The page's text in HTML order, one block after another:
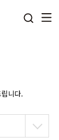
니다.